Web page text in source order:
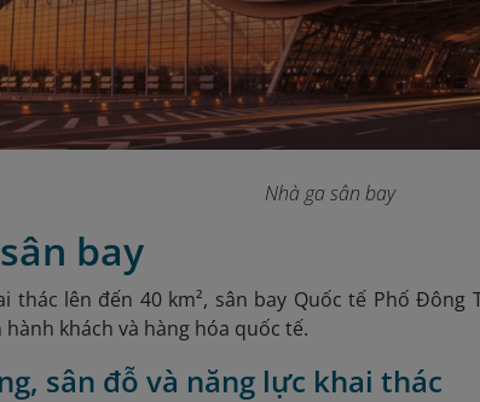
Nhà ga sân bay
bay
thác lên đến 40 km², sân bay Quốc tế Phố
khách và hàng hóa quốc tế.
sân đỗ và năng lực khai thác